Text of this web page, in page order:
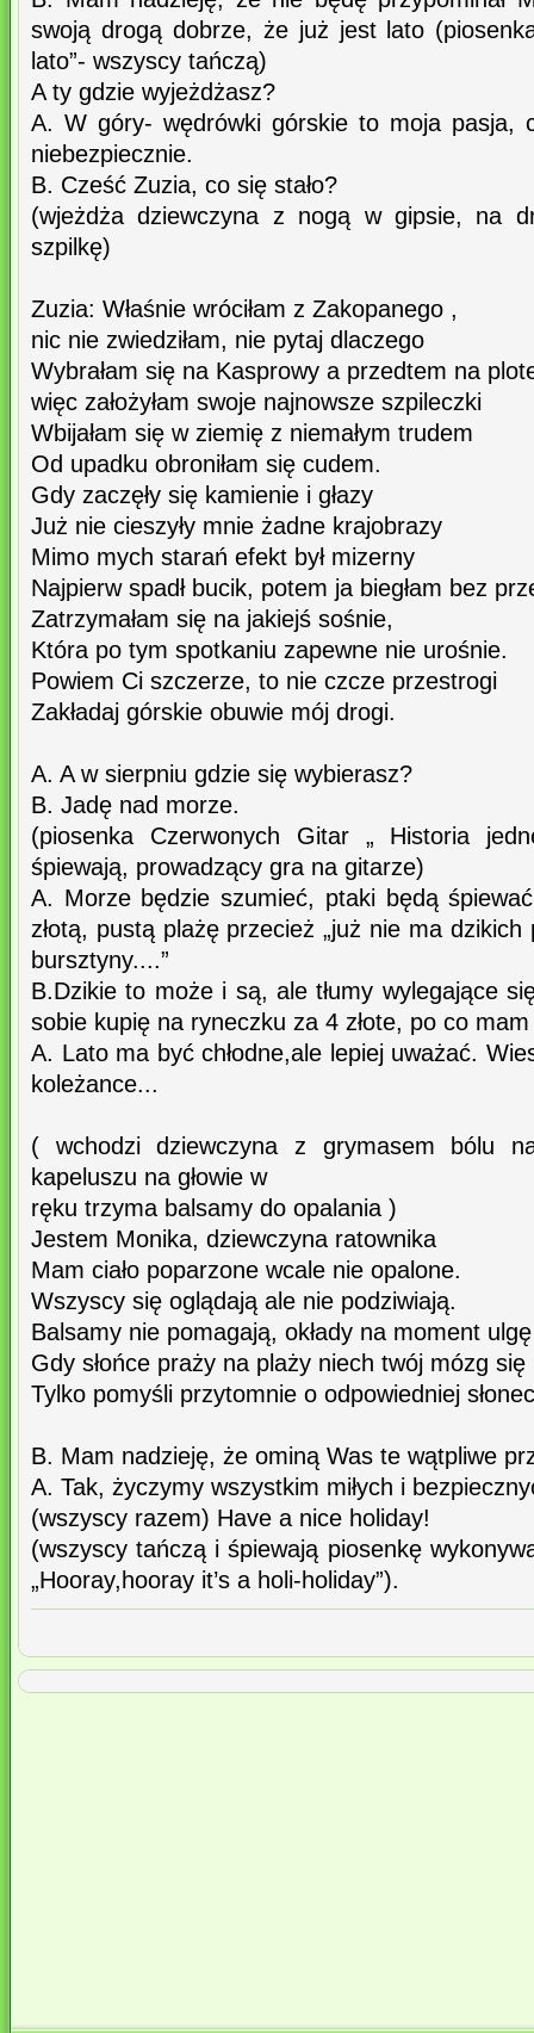
swoją drogą dobrze, że już jest lato
lato”- wszyscy tańczą)
A ty gdzie wyjeżdżasz?
A. W góry- wędrówki górskie to moja pasja,
niebezpiecznie.
B. Cześć Zuzia, co się stało?
(wjeżdża dziewczyna z nogą w gipsie, na
szpilkę)
Zuzia: Właśnie wróciłam z Zakopanego ,
nic nie zwiedziłam, nie pytaj dlaczego
Wybrałam się na Kasprowy a przedtem na
więc założyłam swoje najnowsze szpileczki
Wbijałam się w ziemię z niemałym trudem
Od upadku obroniłam się cudem.
Gdy zaczęły się kamienie i głazy
Już nie cieszyły mnie żadne krajobrazy
Mimo mych starań efekt był mizerny
Najpierw spadł bucik, potem ja biegłam bez
Zatrzymałam się na jakiejś sośnie,
Która po tym spotkaniu zapewne nie urośnie.
Powiem Ci szczerze, to nie czcze przestrogi
Zakładaj górskie obuwie mój drogi.
A. A w sierpniu gdzie się wybierasz?
B. Jadę nad morze.
(piosenka Czerwonych Gitar „ Historia
śpiewają, prowadzący gra na gitarze)
A. Morze będzie szumieć, ptaki będą
złotą, pustą plażę przecież „już nie ma dzikich
bursztyny....”
B.Dzikie to może i są, ale tłumy wylegające
sobie kupię na ryneczku za 4 złote, po co
A. Lato ma być chłodne,ale lepiej uważać.
koleżance...
( wchodzi dziewczyna z grymasem bólu
kapeluszu na głowie w
ręku trzyma balsamy do opalania )
Jestem Monika, dziewczyna ratownika
Mam ciało poparzone wcale nie opalone.
Wszyscy się oglądają ale nie podziwiają.
Balsamy nie pomagają, okłady na moment
Gdy słońce praży na plaży niech twój mózg
Tylko pomyśli przytomnie o odpowiedniej
B. Mam nadzieję, że ominą Was te wątpliwe
A. Tak, życzymy wszystkim miłych i
(wszyscy razem) Have a nice holiday!
(wszyscy tańczą i śpiewają piosenkę
„Hooray,hooray it’s a holi-holiday”).